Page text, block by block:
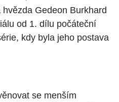
Gedeon Burkhard
od 1. dílu počáteční
kdy byla jeho postava
se menším